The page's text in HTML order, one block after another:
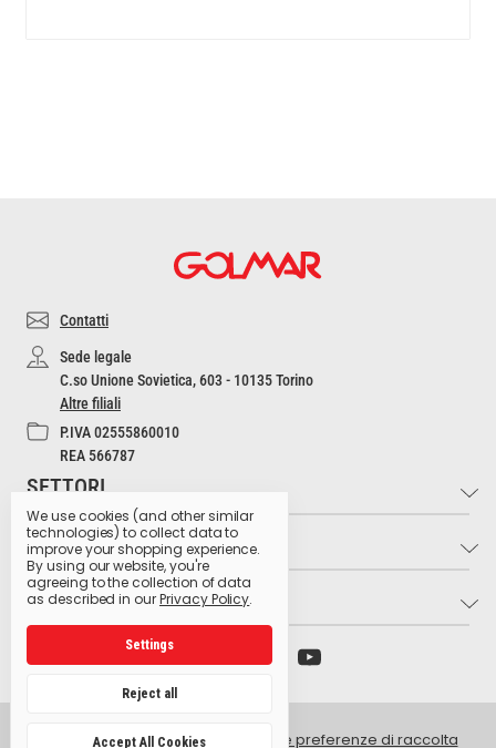
Contatti
Sede legale
C.so Unione Sovietica, 603 - 10135 Torino
Altre filiali
P.IVA 02555860010
REA 566787
SETTORI
Industria e Artigianato
Settore Medico
Settore Estetico
Hospitality
Produzione Agroalimentare
Retail e GDO
INFO
Contatti
Cultura dell'Igiene
Glossario dei pittogrammi
LINK UTILI
Archivio preparati pericolosi
Ministero della Salute
© 2026 Golmar Italia srl - Gestisci le preferenze di raccolta
We use cookies (and other similar
technologies) to collect data to
improve your shopping experience.
By using our website, you're
agreeing to the collection of data
as described in ourPrivacy Policy.
Settings
Reject all
Accept All Cookies